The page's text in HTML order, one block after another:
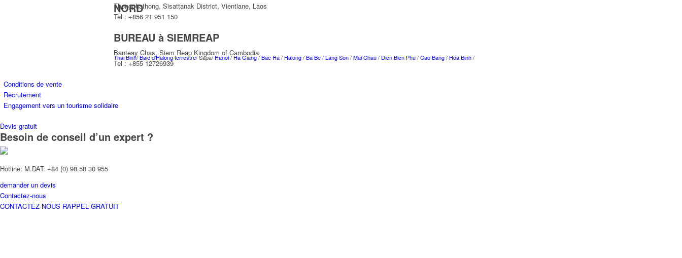
NORD
Thai Binh/Baie d’Halong terrestre/ Sapa/Hanoi/Ha Giang/Bac Ha/ Halong/Ba Be/Lang Son/Mai Chau/ Dien Bien Phu/Cao Bang/ Hoa Binh/
CENTRE
Thongphathong, Sisattanak District, Vientiane, Laos
Tel : +856 21 951 150
BUREAU à SIEMREAP
Banteay Chas, Siem Reap Kingdom of Cambodia
Tel : +855 12726939
Conditions de vente
Recrutement
Engagement vers un tourisme solidaire
Devis gratuit
Besoin de conseil d’un expert ?
Hotline: M.DAT: +84 (0) 98 58 30 955
demander un devis
Contactez-nous
CONTACTEZ-NOUS RAPPEL GRATUIT